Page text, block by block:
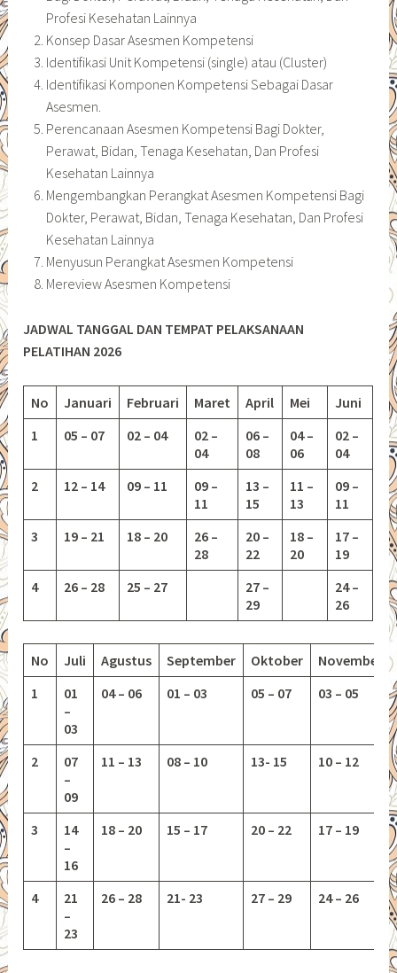
Profesi Kesehatan Lainnya
Konsep Dasar Asesmen Kompetensi
Identifikasi Unit Kompetensi (single) atau (Cluster)
Identifikasi Komponen Kompetensi Sebagai Dasar
Asesmen.
Perencanaan Asesmen Kompetensi Bagi Dokter,
Perawat, Bidan, Tenaga Kesehatan, Dan Profesi
Kesehatan Lainnya
Mengembangkan Perangkat Asesmen Kompetensi Bagi
Dokter, Perawat, Bidan, Tenaga Kesehatan, Dan Profesi
Kesehatan Lainnya
Menyusun Perangkat Asesmen Kompetensi
Mereview Asesmen Kompetensi
JADWAL TANGGAL DAN TEMPAT PELAKSANAAN
PELATIHAN 2026
No Januari Februari Maret April Mei
Juni
1
05 – 07 02 – 04
02 –
04
06 –
08
04 –
06
02 –
04
2
12 – 14 09 – 11
09 –
11
13 –
15
11 –
13
09 –
11
3
19 – 21 18 – 20
26 –
28
20 –
22
18 –
20
17 –
19
4
26 – 28 25 – 27
27 –
29
24 –
26
No Juli Agustus September Oktober
November
1
01
–
03
04 – 06 01 – 03 05 – 07 03 – 05
2
07
–
09
11 – 13 08 – 10 13- 15 10 – 12
3
14
–
16
18 – 20 15 – 17 20 – 22 17 – 19
4
21
–
23
26 – 28 21- 23 27 – 29 24 – 26